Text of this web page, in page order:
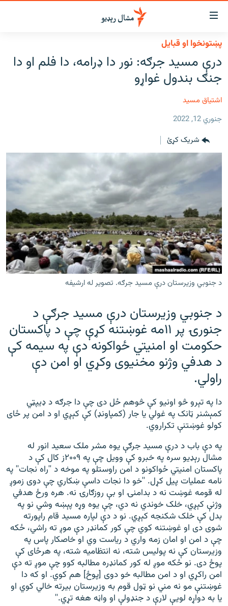
د
لاسرسي
ځای
پاڼې
موضوع
ته
شئ
عمومي
کورپاڼې
لټون
ته
ورشئ
لنډ خبرونه
بلوچستان
پاکستان
افغانستان
ځانګړې مرکې، شننې
اوونیزې خپرونې
۱۴ ساعته راډیويي خپرونې
Gandhara
موږ وڅارئ
د ازادې اروپا راډیو ټولې ووبپاڼې
پښتونخوا او قبایل
درې مسید جرګه: نور دا ډرامه، دا فلم او دا
جنګ بندول غواړو
اشتیاق مسید
جنوري 12, 2022
شریک کړئ
د جنوبي وزیرستان درې مسید جرګه. تصویر له ارشیفه
د جنوبي وزیرستان درې مسید جرګې د
جنورۍ پر ۱۱مه غوښتنه کړې چې د پاکستان
حکومت او امنیتي ځواکونه دې په سیمه کې
د هدفي وژنو مخنیوی وکړي او امن دې
راولي.
دا په تېرو څو اونیو کې څوهم ځل دی چې دا جرګه د ډیپټي
کمېشنر ټانک په غولي یا جار (کمپاونډ) کې کېږي او د امن پر ځای
کولو غوښتنې تکراروي.
په دې باب د درې مسید جرګې یوه مشر ملک سعید انور له
مشال رېډيو سره په خبرو کې وویل چې په ۲۰۰۹ز کال کې د
پاکستان امنیتي ځواکونو د امن راوستلو په موخه د ''راه نجات'' په
نامه عملیات پیل کړل. ''خو دا نجات داسې ښکاري چې دوی زموږ
له قومه غوښت نه د بدامنۍ او بې روزګارۍ نه. هره ورځ هدفي
وژنې کېږي، خلک خوندي نه دي، چې یوه وړه پېښه وشي نو په
بدل کې خلک شکنجه کېږي. نو د دې لپاره مسید قام راپورته
شوی دی او غوښتنه کوي چې کور کمانډر دې موږ ته راشي، ځکه
چې د امن او امان زمه واري د ریاست وي او خاصکار پاس په
وزیرستان کې نه پولیس شته، نه انتظامیه شته، په هرځای کې
پوځ دی. نو ځکه موږ له کور کمانډره مطالبه کوو چې موږ ته دې
امن راکړي او د امن مطالبه خو دوی [پوځ] هم کوي. او که دا
غوښتنې مو نه مني نو ټول قوم به وزیرستان بیرته خالي کوي او
یا به دواړه لویې لارې د جنډولې او واڼه هغه تړي.''